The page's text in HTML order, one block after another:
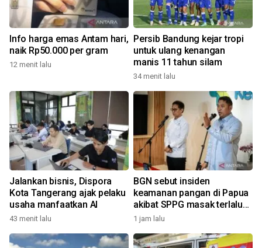
Info harga emas Antam hari,
naik Rp50.000 per gram
12 menit lalu
Persib Bandung kejar tropi
untuk ulang kenangan
manis 11 tahun silam
34 menit lalu
Jalankan bisnis, Dispora
Kota Tangerang ajak pelaku
usaha manfaatkan AI
43 menit lalu
BGN sebut insiden
keamanan pangan di Papua
akibat SPPG masak terlalu
awal
1 jam lalu